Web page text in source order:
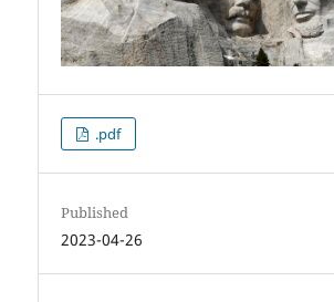
.pdf
Published
2023-04-26